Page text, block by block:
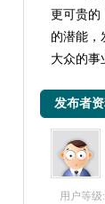
更可贵的
的潜能，
大众的
发布者
用户等级: